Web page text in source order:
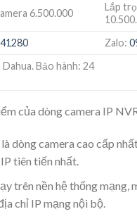
6.500.000
Lắp
Zalo:
Bảo hành: 24
của dòng camera IP
dòng camera cao cấp
tiên tiến nhất.
trên nền hệ thống mạng,
chỉ IP mạng nội bộ.